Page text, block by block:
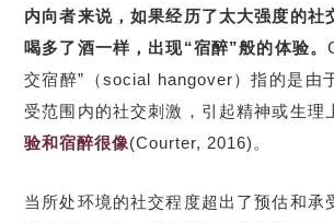
内向者来说，如果经历了太大强度的社
喝多了酒一样，出现“宿醉”般的体验。
交宿醉”（social hangover）指的是由
受范围内的社交刺激，引起精神或生理
验和宿醉很像(Courter, 2016)。
当所处环境的社交程度超出了预估和承